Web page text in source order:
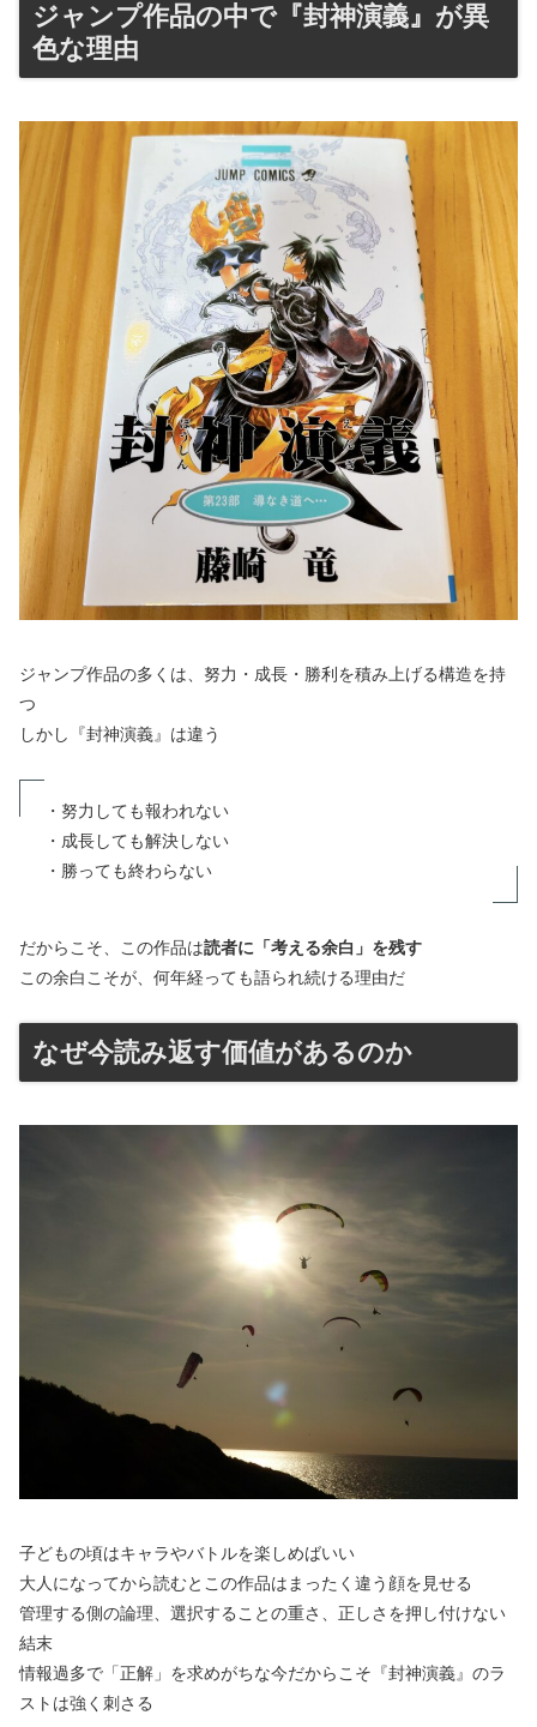
ジャンプ作品の中で『封神演義』が異
色な理由
ジャンプ作品の多くは、努力・成長・勝利を積み上げる構造を持
つ
しかし『封神演義』は違う
・努力しても報われない
・成長しても解決しない
・勝っても終わらない
だからこそ、この作品は読者に「考える余白」を残す
この余白こそが、何年経っても語られ続ける理由だ
なぜ今読み返す価値があるのか
子どもの頃はキャラやバトルを楽しめばいい
大人になってから読むとこの作品はまったく違う顔を見せる
管理する側の論理、選択することの重さ、正しさを押し付けない
結末
情報過多で「正解」を求めがちな今だからこそ『封神演義』のラ
ストは強く刺さる